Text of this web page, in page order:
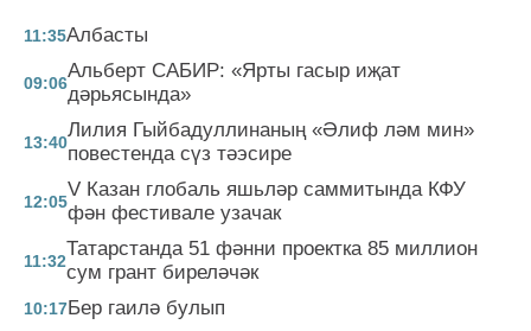
11:35Албасты
09:06
Альберт САБИР: «Ярты гасыр иҗат
дәрьясында»
13:40
Лилия Гыйбадуллинаның «Әлиф ләм мин»
повестенда сүз тәэсире
12:05
V Казан глобаль яшьләр саммитында КФУ
фән фестивале узачак
11:32
Татарстанда 51 фәнни проектка 85 миллион
сум грант биреләчәк
10:17Бер гаилә булып